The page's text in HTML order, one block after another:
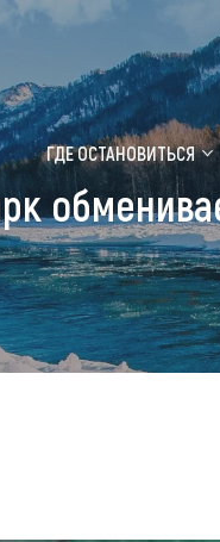
маральника
побывать
природы
истории и культуры
развлечений
ГДЕ ОСТАНОВИТЬСЯ